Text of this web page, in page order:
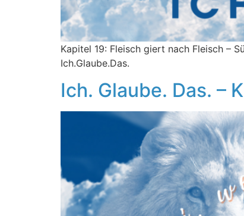
Kapitel 19: Fleisch giert nach Fleisch –
Ich.Glaube.Das.
Ich. Glaube. Das. –